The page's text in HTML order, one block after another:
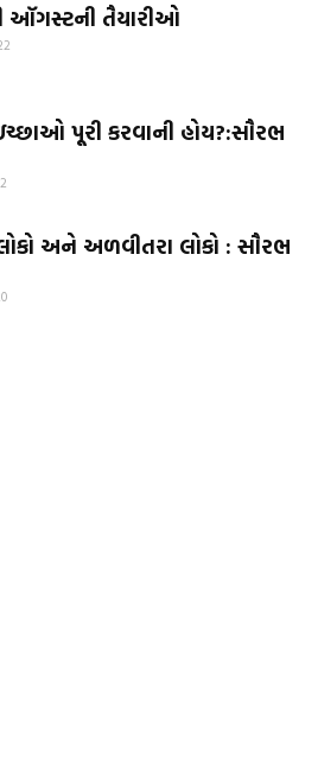
ઑગસ્ટની તૈયારીઓ
પૂરી કરવાની હોય?:સૌરભ
લોકો અને અળવીતરા લોકો : સૌરભ